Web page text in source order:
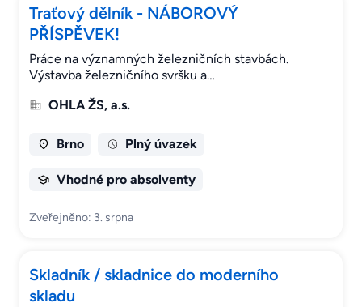
Traťový dělník - NÁBOROVÝ
PŘÍSPĚVEK!
Práce na významných železničních stavbách.
Výstavba železničního svršku a…
OHLA ŽS, a.s.
Brno Plný úvazek
Vhodné pro absolventy
Zveřejněno: 3. srpna
Skladník / skladnice do moderního
skladu